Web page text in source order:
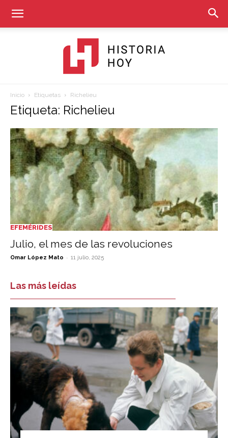
Hoy
Inicio Etiquetas Richelieu
Etiqueta: Richelieu
EFEMÉRIDES
Julio, el mes de las revoluciones
Omar López Mato - 11 julio, 2025
Las más leídas